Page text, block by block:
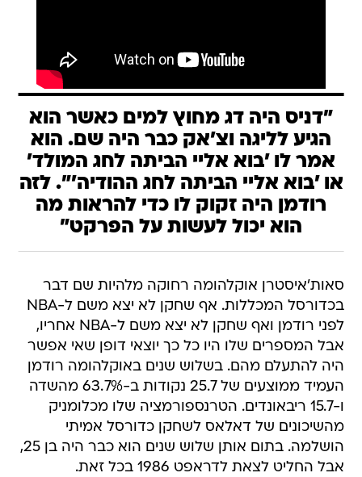
"דניס היה דג מחוץ למים כאשר הוא
הגיע לליגה וצ'אק כבר היה שם. הוא
אמר לו 'בוא אליי הביתה לחג המולד'
או 'בוא אליי הביתה לחג ההודיה'". לזה
רודמן היה זקוק לו כדי להראות מה
הוא יכול לעשות על הפרקט"
סאות'איסטרן אוקלהומה רחוקה מלהיות שם דבר
בכדורסל המכללות. אף שחקן לא יצא משם ל-NBA
לפני רודמן ואף שחקן לא יצא משם ל-NBA אחריו,
אבל המספרים שלו היו כל כך יוצאי דופן שאי אפשר
היה להתעלם מהם. בשלוש שנים באוקלהומה רודמן
העמיד ממוצעים של 25.7 נקודות ב-63.7% מהשדה
ו-15.7 ריבאונדים. הטרנספורמציה שלו מכלומניק
מהשיכונים של דאלאס לשחקן כדורסל אמיתי
הושלמה. בתום אותן שלוש שנים הוא כבר היה בן 25,
אבל החליט לצאת לדראפט 1986 בכל זאת.